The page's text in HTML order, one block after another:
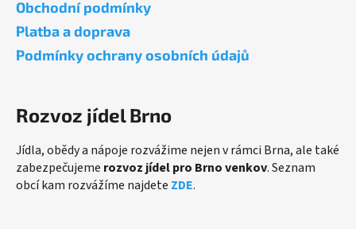
Obchodní podmínky
Platba a doprava
Podmínky ochrany osobních údajů
Rozvoz jídel Brno
Jídla, obědy a nápoje rozvážime nejen v rámci Brna, ale také
zabezpečujeme rozvoz jídel pro Brno venkov. Seznam
obcí kam rozvážíme najdete ZDE.